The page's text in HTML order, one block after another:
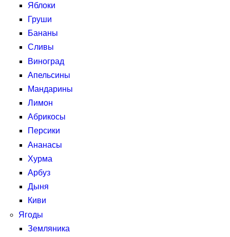
Яблоки
Груши
Бананы
Сливы
Виноград
Апельсины
Мандарины
Лимон
Абрикосы
Персики
Ананасы
Хурма
Арбуз
Дыня
Киви
Ягоды
Земляника